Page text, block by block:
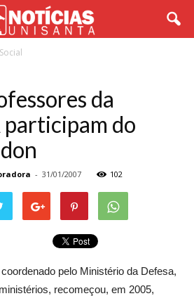
da
do
- 31/01/2007 102
pelo Ministério da Defesa,
recomeçou, em 2005,